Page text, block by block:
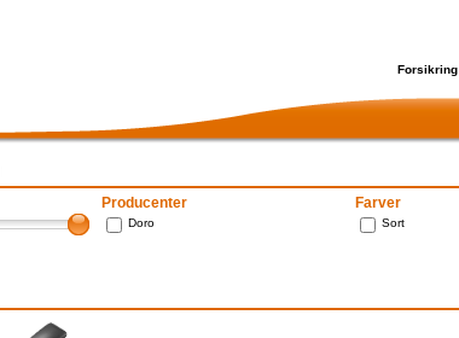
Forsikring
Producenter
Doro
Farver
Sort